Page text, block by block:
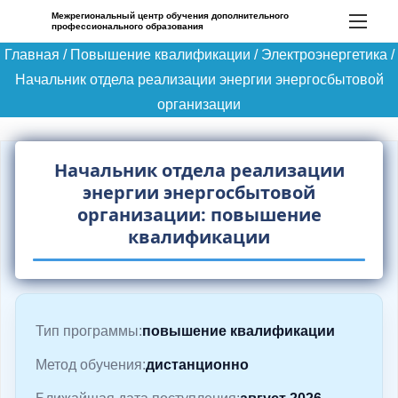
р
Межрегиональный центр обучения дополнительного
профессионального образования
Главная / Повышение квалификации / Электроэнергетика /
Начальник отдела реализации энергии энергосбытовой
организации
Начальник отдела реализации
энергии энергосбытовой
организации: повышение
квалификации
Тип программы:повышение квалификации
Метод обучения:дистанционно